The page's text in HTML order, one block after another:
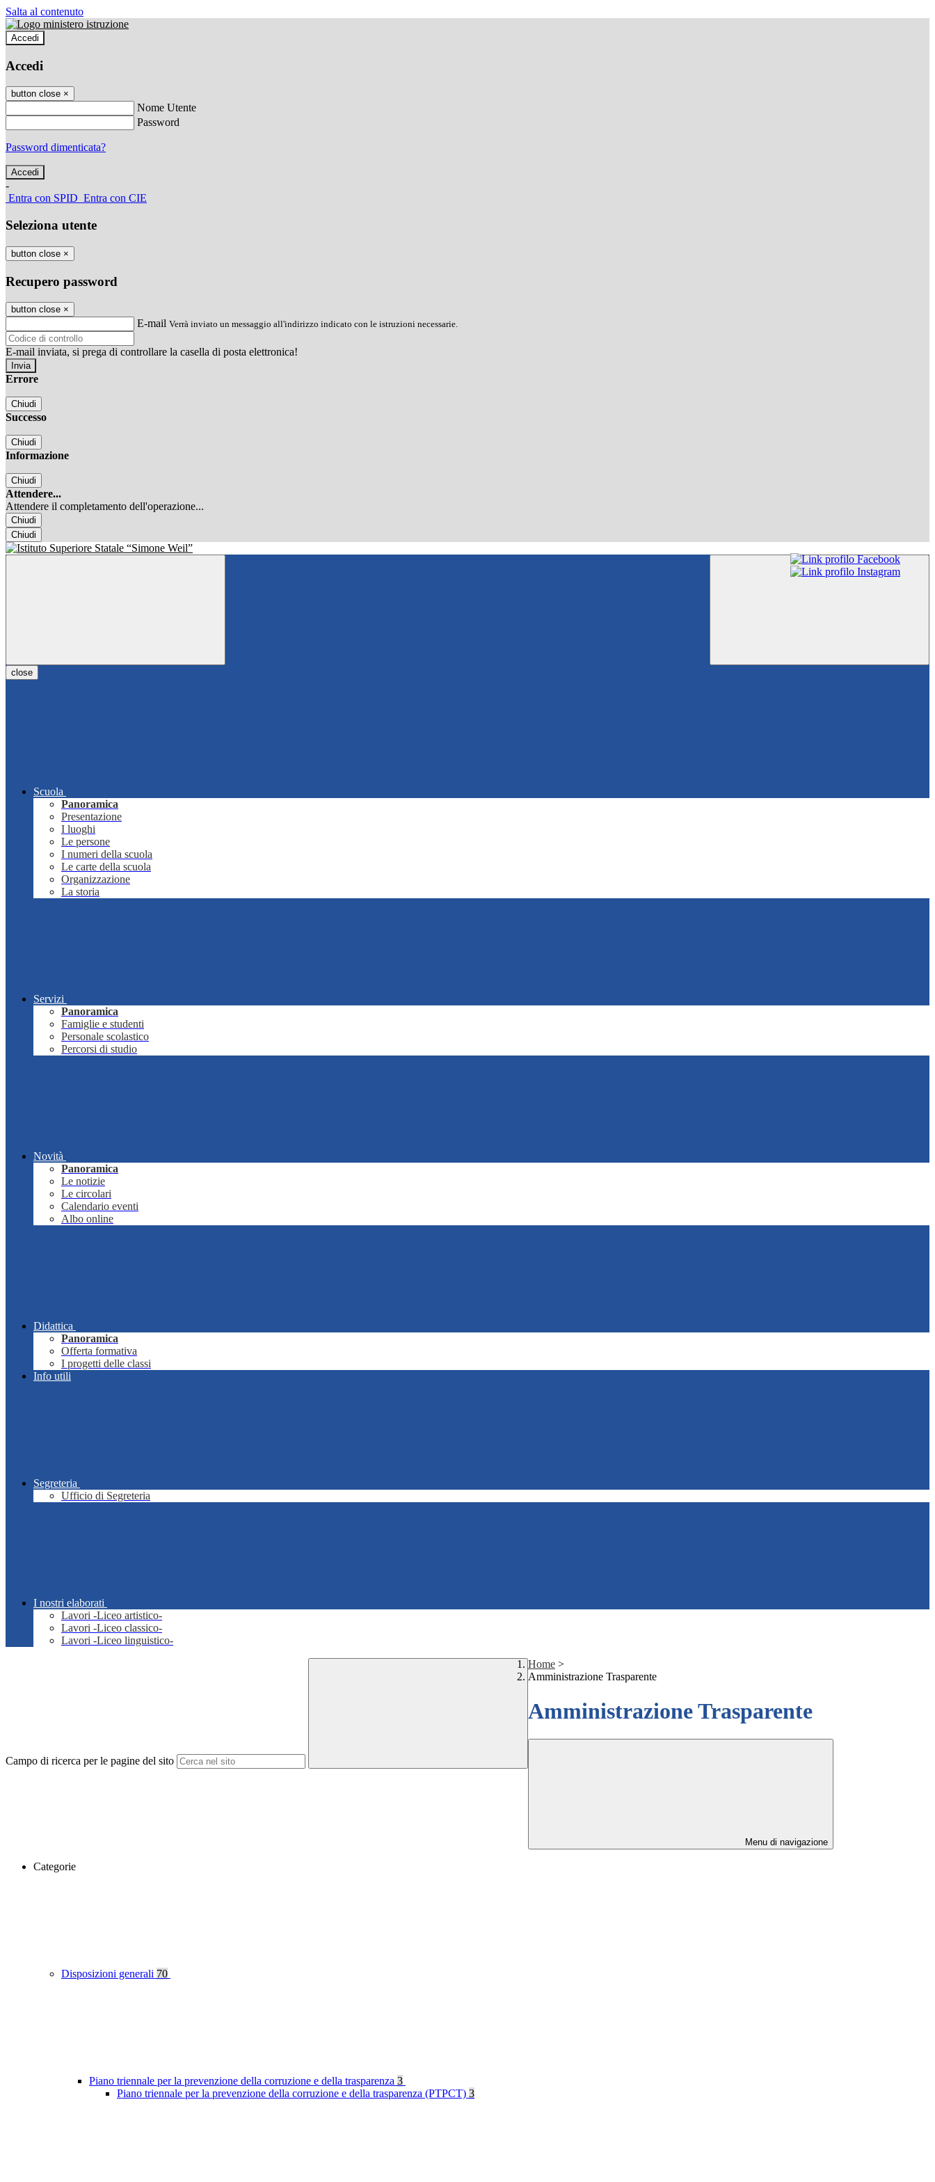
Salta al contenuto
Accedi
Accedi
button close ×
Nome Utente
Password
Password dimenticata?
-
Entra con SPID Entra con CIE
Seleziona utente
button close ×
Recupero password
button close ×
E-mail Verrà inviato un messaggio all'indirizzo indicato con le istruzioni necessarie.
E-mail inviata, si prega di controllare la casella di posta elettronica!
Errore
Chiudi
Successo
Chiudi
Informazione
Chiudi
Attendere...
Attendere il completamento dell'operazione...
Chiudi
Chiudi
close
Scuola
Panoramica
Presentazione
I luoghi
Le persone
I numeri della scuola
Le carte della scuola
Organizzazione
La storia
Servizi
Panoramica
Famiglie e studenti
Personale scolastico
Percorsi di studio
Novità
Panoramica
Le notizie
Le circolari
Calendario eventi
Albo online
Didattica
Panoramica
Offerta formativa
I progetti delle classi
Info utili
Segreteria
Ufficio di Segreteria
I nostri elaborati
Lavori -Liceo artistico-
Lavori -Liceo classico-
Lavori -Liceo linguistico-
Campo di ricerca per le pagine del sito
Home >
Amministrazione Trasparente
Amministrazione Trasparente
Menu di navigazione
Categorie
Disposizioni generali 70
Piano triennale per la prevenzione della corruzione e della trasparenza 3
Piano triennale per la prevenzione della corruzione e della trasparenza (PTPCT) 3